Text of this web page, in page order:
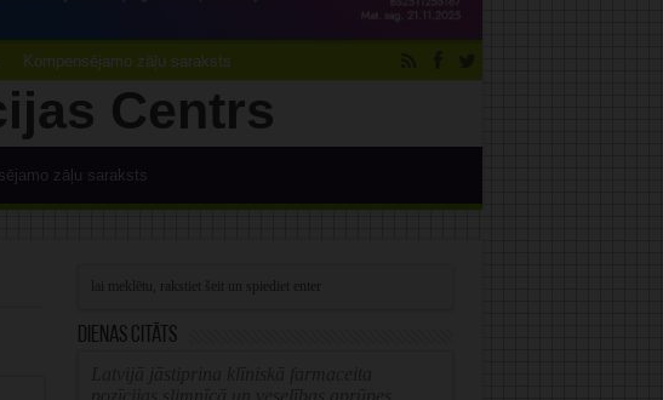
Kompensējamo zāļu saraksts
zāļu saraksts
Dienas citāts